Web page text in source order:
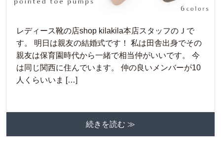
レディース靴の店shop kilakila本店スタッフのＪで
す。 明日は親友の結婚式です！ 私は田舎出身でその
親友は保育園時代から一緒で相当仲がいいです。 今
は同じ関西に住んでいます。 仲の良いメンバーが10
人くらいいま […]
続きを読む ≫